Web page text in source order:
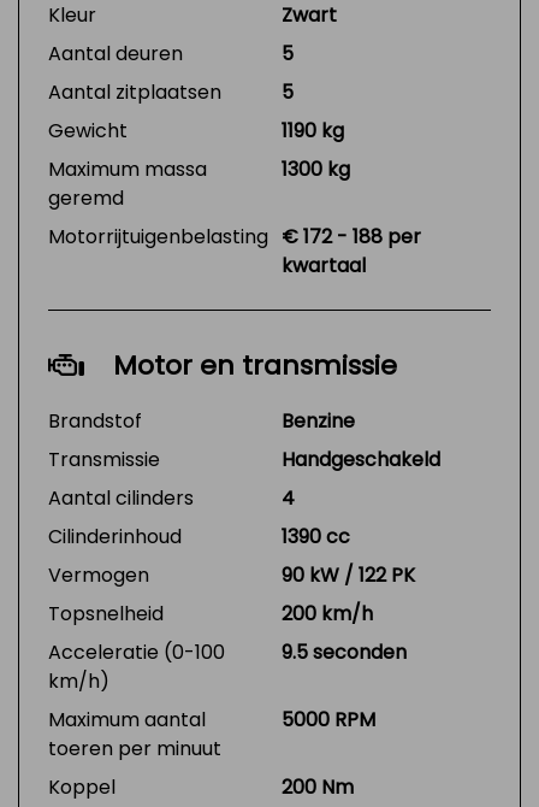
Kleur
Zwart
Aantal deuren
5
Aantal zitplaatsen
5
Gewicht
1190 kg
Maximum massa
geremd
1300 kg
Motorrijtuigenbelasting € 172 - 188 per
kwartaal
Motor en transmissie
Brandstof
Benzine
Transmissie
Handgeschakeld
Aantal cilinders
4
Cilinderinhoud
1390 cc
Vermogen
90 kW / 122 PK
Topsnelheid
200 km/h
Acceleratie (0-100
km/h)
9.5 seconden
Maximum aantal
toeren per minuut
5000 RPM
Koppel
200 Nm